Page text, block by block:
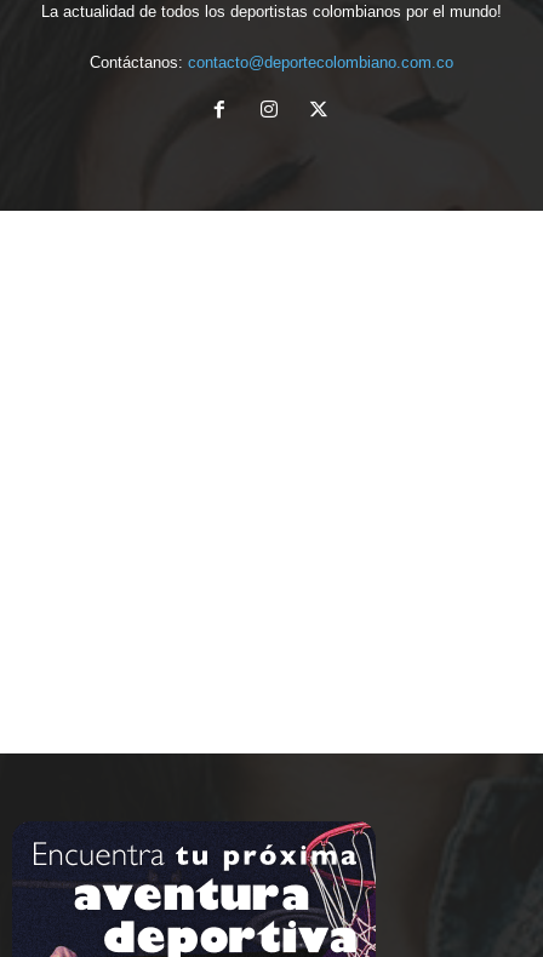
La actualidad de todos los deportistas colombianos por el mundo!
Contáctanos: contacto@deportecolombiano.com.co